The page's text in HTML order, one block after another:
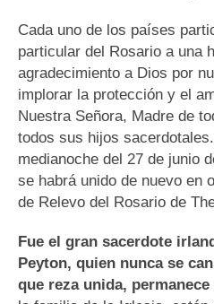
Cada uno de los países
particular del Rosario a una
agradecimiento a Dios por
implorar la protección y el
Nuestra Señora, Madre de
todos sus hijos
medianoche del 27 de junio
se habrá unido de nuevo en
de Relevo del Rosario de
Fue el gran sacerdote
Peyton, quien nunca se
que reza unida, permanece